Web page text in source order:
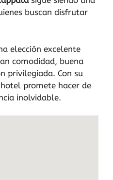
buscan disfrutar
elección excelente
comodidad, buena
privilegiada. Con su
promete hacer de
inolvidable.